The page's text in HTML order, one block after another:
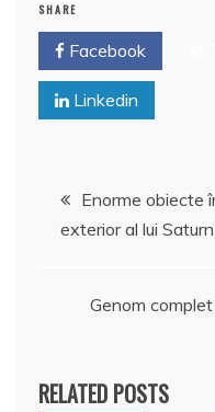
SHARE
Facebook
Linkedin
Navigare
articole
Enorme obiecte
exterior al lui Saturn
Genom
RELATED POSTS